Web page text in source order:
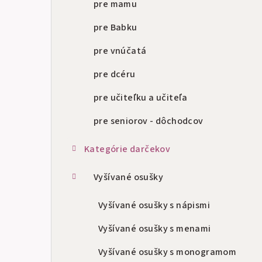
pre mamu
pre Babku
pre vnúčatá
pre dcéru
pre učiteľku a učiteľa
pre seniorov - dôchodcov
Kategórie darčekov
Vyšívané osušky
Vyšívané osušky s nápismi
Vyšívané osušky s menami
Vyšívané osušky s monogramom